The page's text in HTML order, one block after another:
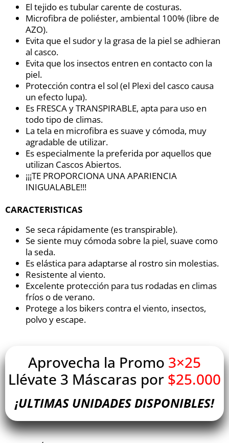
El tejido es tubular carente de costuras.
Microfibra de poliéster, ambiental 100% (libre de
AZO).
Evita que el sudor y la grasa de la piel se adhieran
al casco.
Evita que los insectos entren en contacto con la
piel.
Protección contra el sol (el Plexi del casco causa
un efecto lupa).
Es FRESCA y TRANSPIRABLE, apta para uso en
todo tipo de climas.
La tela en microfibra es suave y cómoda, muy
agradable de utilizar.
Es especialmente la preferida por aquellos que
utilizan Cascos Abiertos.
¡¡¡TE PROPORCIONA UNA APARIENCIA
INIGUALABLE!!!
CARACTERISTICAS
Se seca rápidamente (es transpirable).
Se siente muy cómoda sobre la piel, suave como
la seda.
Es elástica para adaptarse al rostro sin molestias.
Resistente al viento.
Excelente protección para tus rodadas en climas
fríos o de verano.
Protege a los bikers contra el viento, insectos,
polvo y escape.
Aprovecha la Promo 3×25
Llévate 3 Máscaras por $25.000
¡ULTIMAS UNIDADES DISPONIBLES!